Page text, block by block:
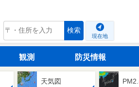
tenki.jp 検索
現在地
観測 防災情報
天気図